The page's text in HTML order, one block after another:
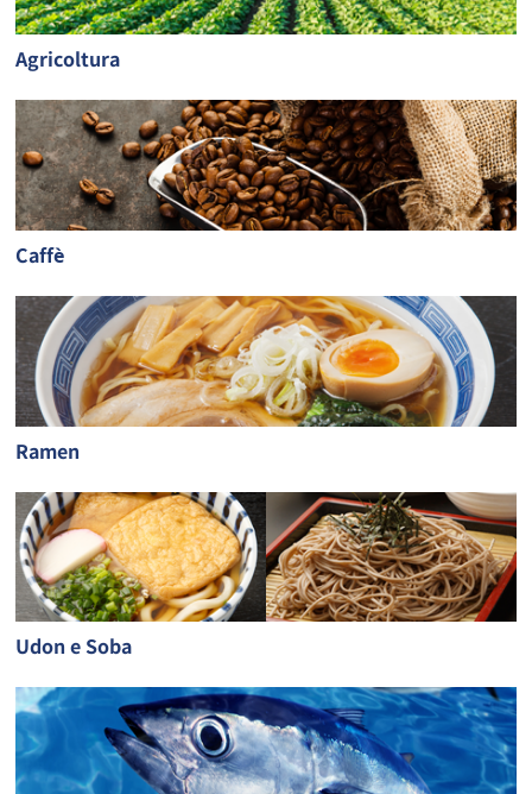
Agricoltura
Caffè
Ramen
Udon e Soba